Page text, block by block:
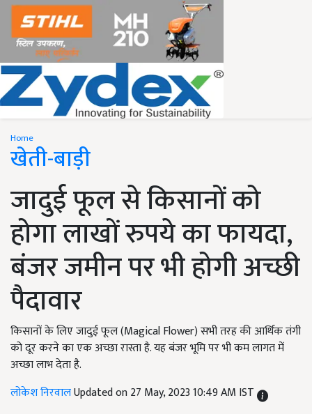
Home
खेती-बाड़ी
जादुई फूल से किसानों को
होगा लाखों रुपये का फायदा,
बंजर जमीन पर भी होगी अच्छी
पैदावार
किसानों के लिए जादुई फूल (Magical Flower) सभी तरह की आर्थिक तंगी
को दूर करने का एक अच्छा रास्ता है. यह बंजर भूमि पर भी कम लागत में
अच्छा लाभ देता है.
लोकेश निरवालUpdated on 27 May, 2023 10:49 AM IST